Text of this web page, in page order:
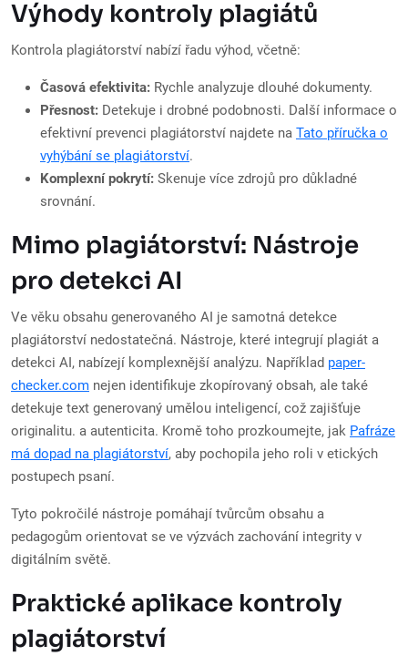
Výhody kontroly plagiátů
Kontrola plagiátorství nabízí řadu výhod, včetně:
Časová efektivita: Rychle analyzuje dlouhé dokumenty.
Přesnost: Detekuje i drobné podobnosti. Další informace o
efektivní prevenci plagiátorství najdete na Tato příručka o
vyhýbání se plagiátorství.
Komplexní pokrytí: Skenuje více zdrojů pro důkladné
srovnání.
Mimo plagiátorství: Nástroje
pro detekci AI
Ve věku obsahu generovaného AI je samotná detekce
plagiátorství nedostatečná. Nástroje, které integrují plagiát a
detekci AI, nabízejí komplexnější analýzu. Například paper-
checker.com nejen identifikuje zkopírovaný obsah, ale také
detekuje text generovaný umělou inteligencí, což zajišťuje
originalitu. a autenticita. Kromě toho prozkoumejte, jak Pafráze
má dopad na plagiátorství, aby pochopila jeho roli v etických
postupech psaní.
Tyto pokročilé nástroje pomáhají tvůrcům obsahu a
pedagogům orientovat se ve výzvách zachování integrity v
digitálním světě.
Praktické aplikace kontroly
plagiátorství